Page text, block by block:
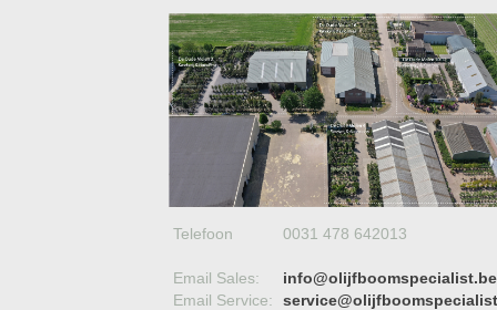
Telefoon 0031 478 642013
Email Sales:
info@olijfboomspecialist.be
Email Service: